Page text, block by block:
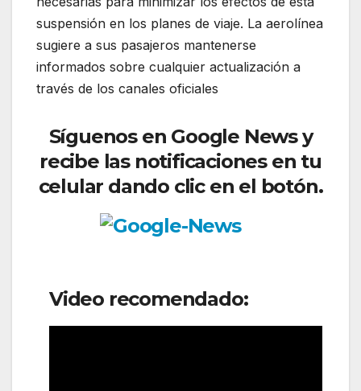
suspensión en los planes de viaje. La aerolínea
sugiere a sus pasajeros mantenerse
informados sobre cualquier actualización a
través de los canales oficiales
Síguenos en Google News y
recibe las notificaciones en tu
celular dando clic en el botón.
Video recomendado: